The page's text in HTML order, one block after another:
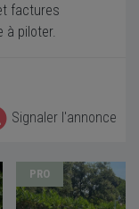
factures
à piloter.
Signaler l'annonce
PRO